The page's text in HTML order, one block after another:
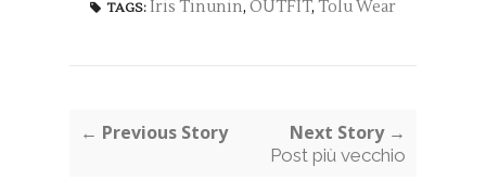
TAGS: Iris Tinunin, OUTFIT, Tolu Wear
← Previous Story Next Story →
Post più vecchio